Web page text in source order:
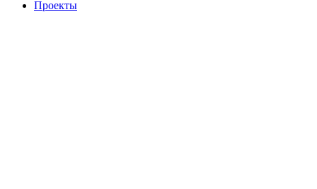
Проекты